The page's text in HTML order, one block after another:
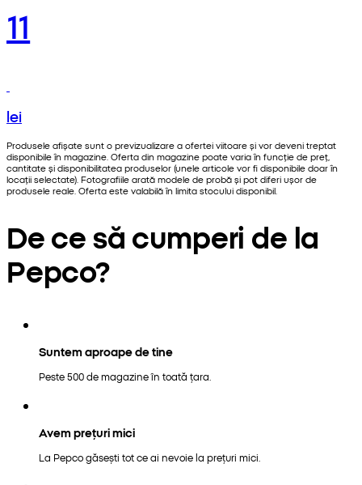
11
lei
Produsele afișate sunt o previzualizare a ofertei viitoare și vor deveni treptat
disponibile în magazine. Oferta din magazine poate varia în funcție de preț,
cantitate și disponibilitatea produselor (unele articole vor fi disponibile doar în
locații selectate). Fotografiile arată modele de probă și pot diferi ușor de
produsele reale. Oferta este valabilă în limita stocului disponibil.
De ce să cumperi de la
Pepco?
Suntem aproape de tine
Peste 500 de magazine în toată țara.
Avem prețuri mici
La Pepco găsești tot ce ai nevoie la prețuri mici.